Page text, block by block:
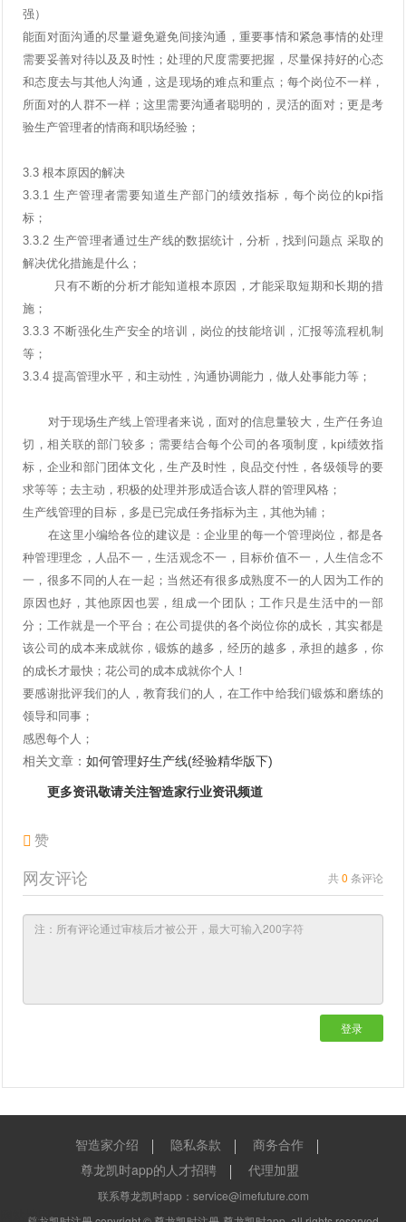
强）
能面对面沟通的尽量避免避免间接沟通，重要事情和紧急事情的处理
需要妥善对待以及及时性；处理的尺度需要把握，尽量保持好的心态
和态度去与其他人沟通，这是现场的难点和重点；每个岗位不一样，
所面对的人群不一样；这里需要沟通者聪明的，灵活的面对；更是考
验生产管理者的情商和职场经验；
3.3根本原因的解决
3.3.1生产管理者需要知道生产部门的绩效指标，每个岗位的 kpi指
标；
3.3.2 生产管理者通过生产线的数据统计，分析，找到问题点 采取的
解决优化措施是什么；
只有不断的分析才能知道根本原因，才能采取短期和长期的措
施；
3.3.3 不断强化生产安全的培训，岗位的技能培训，汇报等流程机制
等；
3.3.4提高管理水平，和主动性，沟通协调能力，做人处事能力等；
对于现场生产线上管理者来说，面对的信息量较大，生产任务迫
切，相关联的部门较多；需要结合每个公司的各项制度， kpi绩效指
标，企业和部门团体文化，生产及时性，良品交付性，各级领导的要
求等等；去主动，积极的处理并形成适合该人群的管理风格；
生产线管理的目标，多是已完成任务指标为主，其他为辅；
在这里小编给各位的建议是：企业里的每一个管理岗位，都是各
种管理理念，人品不一，生活观念不一，目标价值不一，人生信念不
一，很多不同的人在一起；当然还有很多成熟度不一的人因为工作的
原因也好，其他原因也罢，组成一个团队；工作只是生活中的一部
分；工作就是一个平台；在公司提供的各个岗位你的成长，其实都是
该公司的成本来成就你，锻炼的越多，经历的越多，承担的越多，你
的成长才最快；花公司的成本成就你个人！
要感谢批评我们的人，教育我们的人，在工作中给我们锻炼和磨练的
领导和同事；
感恩每个人；
相关文章：如何管理好生产线(经验精华版下)
更多资讯敬请关注智造家行业资讯频道
赞
网友评论 共0 条评论
登录
智造家介绍 隐私条款
商务合作
尊龙凯时app的人才招聘
代理加盟
联系尊龙凯时app： service@imefuture.com
网站地图